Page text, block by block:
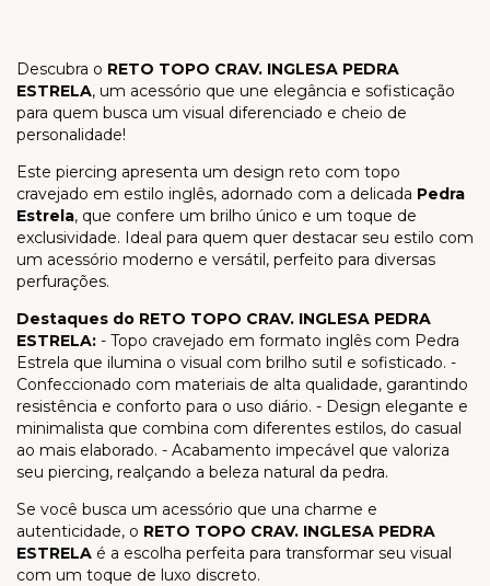
Descubra o RETO TOPO CRAV. INGLESA PEDRA
ESTRELA, um acessório que une elegância e sofisticação
para quem busca um visual diferenciado e cheio de
personalidade!
Este piercing apresenta um design reto com topo
cravejado em estilo inglês, adornado com a delicada Pedra
Estrela, que confere um brilho único e um toque de
exclusividade. Ideal para quem quer destacar seu estilo com
um acessório moderno e versátil, perfeito para diversas
perfurações.
Destaques do RETO TOPO CRAV. INGLESA PEDRA
ESTRELA: - Topo cravejado em formato inglês com Pedra
Estrela que ilumina o visual com brilho sutil e sofisticado. -
Confeccionado com materiais de alta qualidade, garantindo
resistência e conforto para o uso diário. - Design elegante e
minimalista que combina com diferentes estilos, do casual
ao mais elaborado. - Acabamento impecável que valoriza
seu piercing, realçando a beleza natural da pedra.
Se você busca um acessório que una charme e
autenticidade, o RETO TOPO CRAV. INGLESA PEDRA
ESTRELA é a escolha perfeita para transformar seu visual
com um toque de luxo discreto.